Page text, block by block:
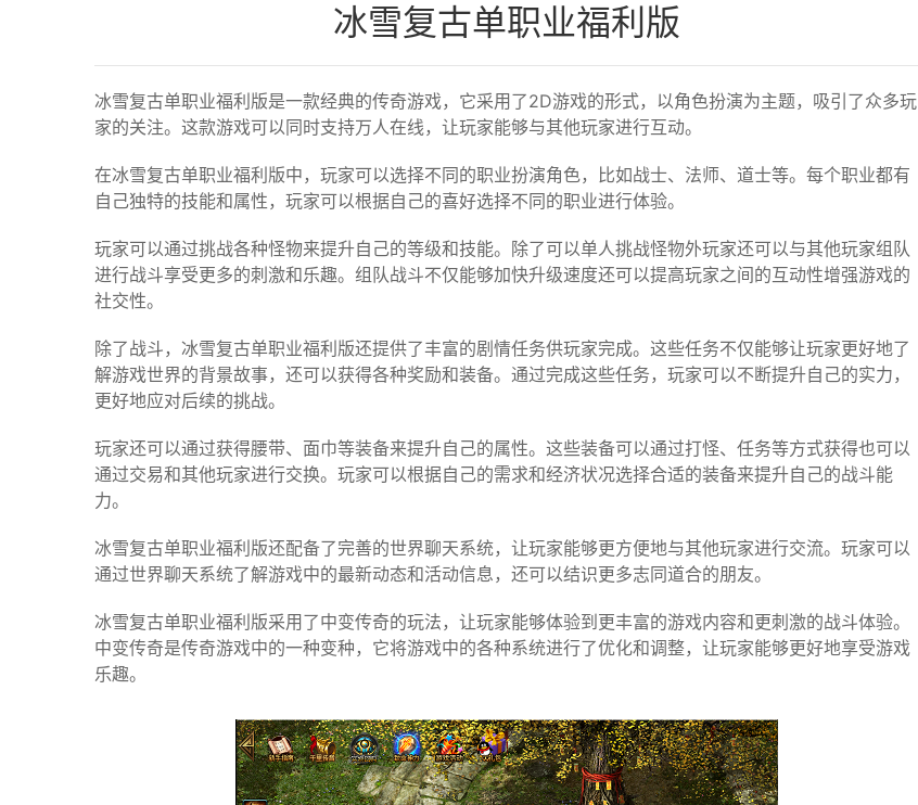
冰雪复古单职业福利版
冰雪复古单职业福利版是一款经典的传奇游戏，它采用了2D游戏的形式，以角色扮演为主题，吸引了众多玩
家的关注。这款游戏可以同时支持万人在线，让玩家能够与其他玩家进行互动。
在冰雪复古单职业福利版中，玩家可以选择不同的职业扮演角色，比如战士、法师、道士等。每个职业都有
自己独特的技能和属性，玩家可以根据自己的喜好选择不同的职业进行体验。
玩家可以通过挑战各种怪物来提升自己的等级和技能。除了可以单人挑战怪物外玩家还可以与其他玩家组队
进行战斗享受更多的刺激和乐趣。组队战斗不仅能够加快升级速度还可以提高玩家之间的互动性增强游戏的
社交性。
除了战斗，冰雪复古单职业福利版还提供了丰富的剧情任务供玩家完成。这些任务不仅能够让玩家更好地了
解游戏世界的背景故事，还可以获得各种奖励和装备。通过完成这些任务，玩家可以不断提升自己的实力，
更好地应对后续的挑战。
玩家还可以通过获得腰带、面巾等装备来提升自己的属性。这些装备可以通过打怪、任务等方式获得也可以
通过交易和其他玩家进行交换。玩家可以根据自己的需求和经济状况选择合适的装备来提升自己的战斗能
力。
冰雪复古单职业福利版还配备了完善的世界聊天系统，让玩家能够更方便地与其他玩家进行交流。玩家可以
通过世界聊天系统了解游戏中的最新动态和活动信息，还可以结识更多志同道合的朋友。
冰雪复古单职业福利版采用了中变传奇的玩法，让玩家能够体验到更丰富的游戏内容和更刺激的战斗体验。
中变传奇是传奇游戏中的一种变种，它将游戏中的各种系统进行了优化和调整，让玩家能够更好地享受游戏
乐趣。